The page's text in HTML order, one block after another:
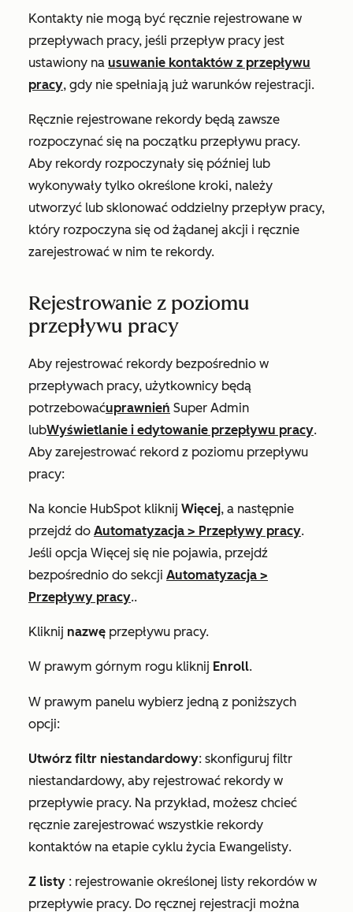
Kontakty nie mogą być ręcznie rejestrowane w
przepływach pracy, jeśli przepływ pracy jest
ustawiony na usuwanie kontaktów z przepływu
pracy, gdy nie spełniają już warunków rejestracji.
Ręcznie rejestrowane rekordy będą zawsze
rozpoczynać się na początku przepływu pracy.
Aby rekordy rozpoczynały się później lub
wykonywały tylko określone kroki, należy
utworzyć lub sklonować oddzielny przepływ pracy,
który rozpoczyna się od żądanej akcji i ręcznie
zarejestrować w nim te rekordy.
Rejestrowanie z poziomu
przepływu pracy
Aby rejestrować rekordy bezpośrednio w
przepływach pracy, użytkownicy będą
potrzebowaćuprawnień Super Admin
lubWyświetlanie i edytowanie przepływu pracy.
Aby zarejestrować rekord z poziomu przepływu
pracy:
Na koncie HubSpot kliknij Więcej, a następnie
przejdź do Automatyzacja > Przepływy pracy.
Jeśli opcja Więcej się nie pojawia, przejdź
bezpośrednio do sekcji Automatyzacja >
Przepływy pracy..
Kliknij nazwę przepływu pracy.
W prawym górnym rogu kliknij Enroll.
W prawym panelu wybierz jedną z poniższych
opcji:
Utwórz filtr niestandardowy: skonfiguruj filtr
niestandardowy, aby rejestrować rekordy w
przepływie pracy. Na przykład, możesz chcieć
ręcznie zarejestrować wszystkie rekordy
kontaktów na etapie cyklu życia Ewangelisty.
Z listy : rejestrowanie określonej listy rekordów w
przepływie pracy. Do ręcznej rejestracji można